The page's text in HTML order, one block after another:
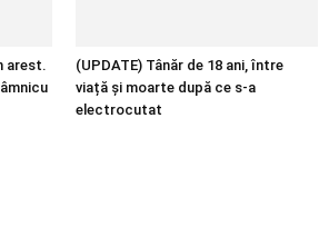
arest.
(UPDATE) Tânăr de 18 ani, între
viață și moarte după ce s-a
electrocutat